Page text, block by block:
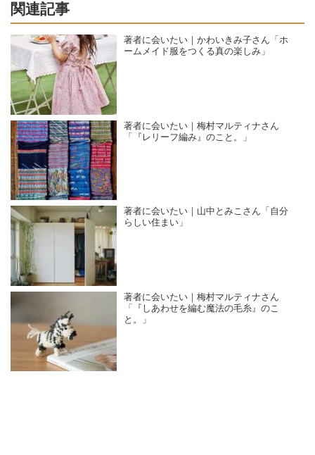
関連記事
著者に会いたい｜かわいきみ子さん「ホ
ームメイド服をつくる真の楽しみ」
著者に会いたい｜梅村マルティナさん
「『レリーフ編み』のこと。」
著者に会いたい｜山中とみこさん「自分
らしい住まい」
著者に会いたい｜梅村マルティナさん
「『しあわせを編む魔法の毛糸』のこ
と。」